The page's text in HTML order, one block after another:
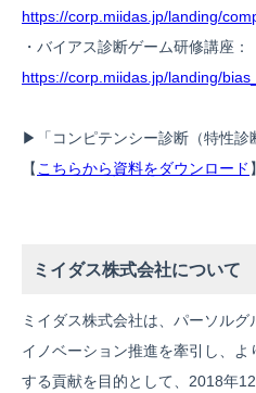
https://corp.miidas.jp/landing/
・バイアス診断ゲーム研修講座：
https://corp.miidas.jp/landing/
▶︎「コンピテンシー診断（特性診
【 こちらから資料をダウンロード
ミイダス株式会社について
ミイダス株式会社は、パーソル
イノベーション推進を牽引し、
する貢献を目的として、2018年